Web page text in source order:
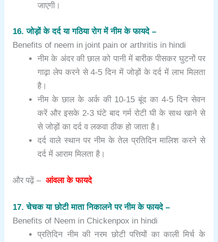
जाएगी।
16. जोड़ों के दर्द या गठिया रोग में नीम के फायदे –
Benefits of neem in joint pain or arthritis in hindi
नीम के अंदर की छाल को पानी में बारीक पीसकर घुटनों पर
गाढ़ा लेप करने से 4-5 दिन में जोड़ों के दर्द में लाभ मिलता
है।
नीम के छाल के अर्क की 10-15 बूंद का 4-5 दिन सेवन
करें और इसके 2-3 घंटे बाद गर्म रोटी घी के साथ खाने से
से जोड़ों का दर्द व लकवा ठीक हो जाता है।
दर्द वाले स्थान पर नीम के तेल प्रतिदिन मालिश करने से
दर्द में आराम मिलता है।
और पढ़ें –आंवला के फायदे
17. चेचक या छोटी माता निकालने पर नीम के फायदे –
Benefits of Neem in Chickenpox in hindi
प्रतिदिन नीम की नरम छोटी पत्तियों का काली मिर्च के